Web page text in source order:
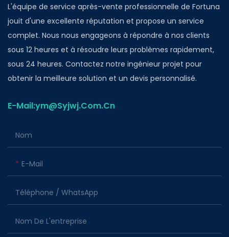
L'équipe de service après-vente professionnelle de Fortuna
jouit d'une excellente réputation et propose un service
complet. Nous nous engageons à répondre à nos clients
sous 12 heures et à résoudre leurs problèmes rapidement,
sous 24 heures. Contactez notre ingénieur projet pour
obtenir la meilleure solution et un devis personnalisé.
E-Mail:ym@Syjwj.Com.Cn
Nom
E-Mail
Téléphone / WhatsApp
Nom De L'entreprise